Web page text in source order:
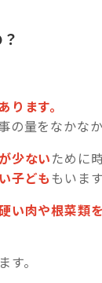
ます。
の量をなかな
少ないために
子どももいます
い肉や根菜類
。